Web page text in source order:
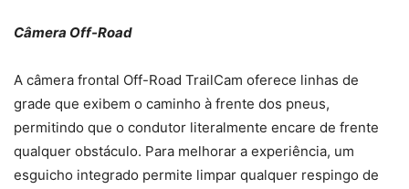
Câmera Off-Road
A câmera frontal Off-Road TrailCam oferece linhas de
grade que exibem o caminho à frente dos pneus,
permitindo que o condutor literalmente encare de frente
qualquer obstáculo. Para melhorar a experiência, um
esguicho integrado permite limpar qualquer respingo de